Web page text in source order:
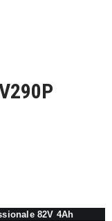
82V 4Ah